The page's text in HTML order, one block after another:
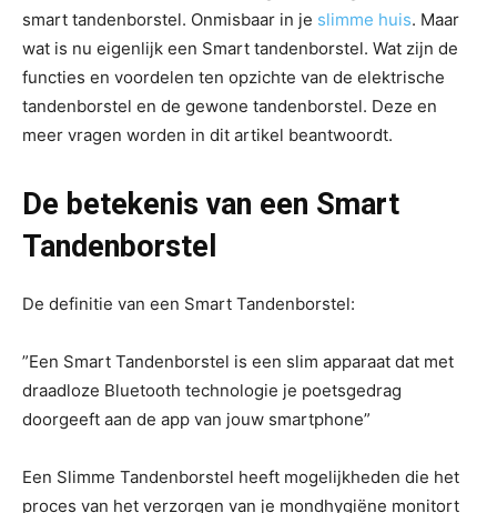
smart tandenborstel. Onmisbaar in je slimme huis. Maar
wat is nu eigenlijk een Smart tandenborstel. Wat zijn de
functies en voordelen ten opzichte van de elektrische
tandenborstel en de gewone tandenborstel. Deze en
meer vragen worden in dit artikel beantwoordt.
De betekenis van een Smart
Tandenborstel
De definitie van een Smart Tandenborstel:
”Een Smart Tandenborstel is een slim apparaat dat met
draadloze Bluetooth technologie je poetsgedrag
doorgeeft aan de app van jouw smartphone”
Een Slimme Tandenborstel heeft mogelijkheden die het
proces van het verzorgen van je mondhygiëne monitort